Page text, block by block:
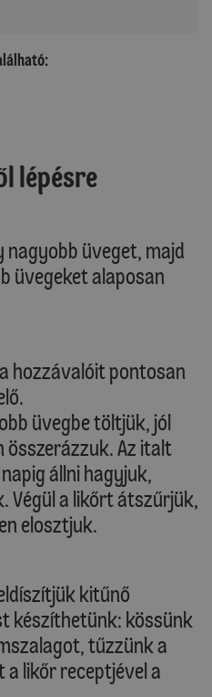
lépésre
nagyobb üveget, majd
üvegeket alaposan
hozzávalóit pontosan
üvegbe töltjük, jól
összerázzuk. Az italt
állni hagyjuk,
Végül a likőrt átszűrjük,
elosztjuk.
kitűnő
készíthetünk: kössünk
tűzzünk a
likőr receptjével a